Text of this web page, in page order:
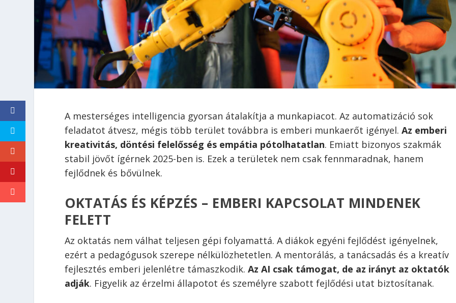
A mesterséges intelligencia gyorsan átalakítja a munkapiacot. Az automatizáció sok
feladatot átvesz, mégis több terület továbbra is emberi munkaerőt igényel.Az emberi
kreativitás, döntési felelősség és empátia pótolhatatlan. Emiatt bizonyos szakmák
stabil jövőt ígérnek 2025-ben is. Ezek a területek nem csak fennmaradnak, hanem
fejlődnek és bővülnek.
OKTATÁS ÉS KÉPZÉS – EMBERI KAPCSOLAT MINDENEK
FELETT
Az oktatás nem válhat teljesen gépi folyamattá. A diákok egyéni fejlődést igényelnek,
ezért a pedagógusok szerepe nélkülözhetetlen. A mentorálás, a tanácsadás és a kreatív
fejlesztés emberi jelenlétre támaszkodik.Az AI csak támogat, de az irányt az oktatók
adják. Figyelik az érzelmi állapotot és személyre szabott fejlődési utat biztosítanak.